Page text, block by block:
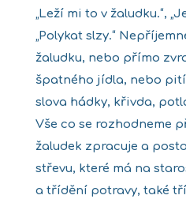
„Leží mi to v žaludku.“,
„Polykat slzy.“
žaludku, nebo přímo
špatného jídla, nebo pití
slova hádky, křivda,
Vše co se rozhodneme
žaludek zpracuje a
střevu, které má na
a třídění potravy, také